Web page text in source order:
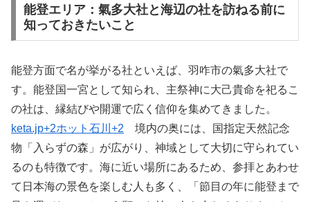
能登エリア：氣多大社と海辺の社を訪ねる前に
知っておきたいこと
能登方面で名が挙がる社といえば、羽咋市の氣多大社で
す。能登国一宮として知られ、主祭神に大己貴命を祀るこ
の社は、縁結びや開運で広く信仰を集めてきました。
keta.jp+2ホット石川 +2 境内の奥には、国指定天然記念
物「入らずの森」が広がり、神域として大切に守られてい
るのも特徴です。海に近い場所にあるため、参拝とあわせ
て日本海の景色を楽しむ人も多く、「節目の年に能登まで